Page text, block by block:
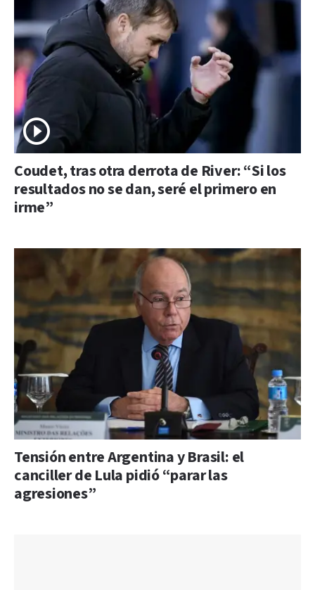
Coudet, tras otra derrota de River: “Si los
resultados no se dan, seré el primero en
irme”
Tensión entre Argentina y Brasil: el
canciller de Lula pidió “parar las
agresiones”